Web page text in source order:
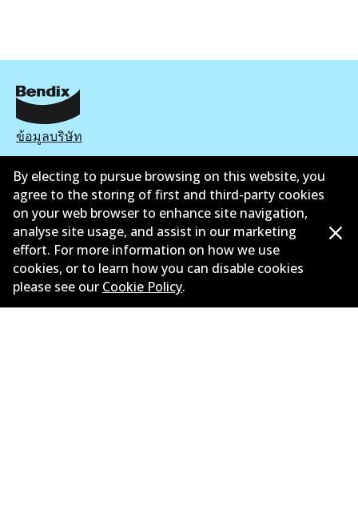
ข้อมูลบริษัท
ซัพพลายเออร์
ติดต่อ
นโยบายความเป็นส่วนตัว
การรับประกัน
ข้อกำหนดและเงื่อนไข
By electing to pursue browsing on this website, you
agree to the storing of first and third-party cookies
on your web browser to enhance site navigation,
analyse site usage, and assist in our marketing
effort. For more information on how we use
cookies, or to learn how you can disable cookies
please see our Cookie Policy.